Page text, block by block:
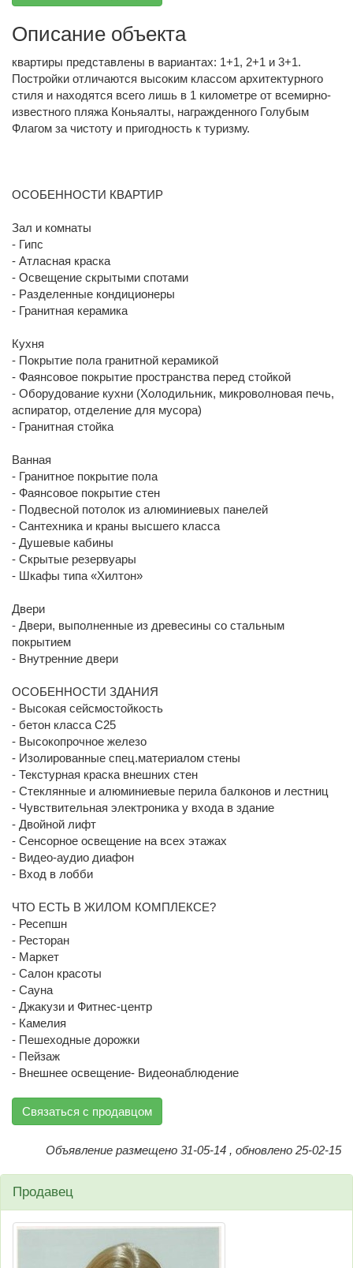
Описание объекта
квартиры представлены в вариантах: 1+1, 2+1 и 3+1.
Постройки отличаются высоким классом архитектурного
стиля и находятся всего лишь в 1 километре от всемирно-
известного пляжа Коньяалты, награжденного Голубым
Флагом за чистоту и пригодность к туризму.
ОСОБЕННОСТИ КВАРТИР
Зал и комнаты
- Гипс
- Атласная краска
- Освещение скрытыми спотами
- Разделенные кондиционеры
- Гранитная керамика
Кухня
- Покрытие пола гранитной керамикой
- Фаянсовое покрытие пространства перед стойкой
- Оборудование кухни (Холодильник, микроволновая печь,
аспиратор, отделение для мусора)
- Гранитная стойка
Ванная
- Гранитное покрытие пола
- Фаянсовое покрытие стен
- Подвесной потолок из алюминиевых панелей
- Сантехника и краны высшего класса
- Душевые кабины
- Скрытые резервуары
- Шкафы типа «Хилтон»
Двери
- Двери, выполненные из древесины со стальным
покрытием
- Внутренние двери
ОСОБЕННОСТИ ЗДАНИЯ
- Высокая сейсмостойкость
- бетон класса C25
- Высокопрочное железо
- Изолированные спец.материалом стены
- Текстурная краска внешних стен
- Стеклянные и алюминиевые перила балконов и лестниц
- Чувствительная электроника у входа в здание
- Двойной лифт
- Сенсорное освещение на всех этажах
- Видео-аудио диафон
- Вход в лобби
ЧТО ЕСТЬ В ЖИЛОМ КОМПЛЕКСЕ?
- Ресепшн
- Ресторан
- Маркет
- Салон красоты
- Сауна
- Джакузи и Фитнес-центр
- Камелия
- Пешеходные дорожки
- Пейзаж
- Внешнее освещение- Видеонаблюдение
Связаться с продавцом
Объявление размещено 31-05-14 , обновлено 25-02-15
Продавец